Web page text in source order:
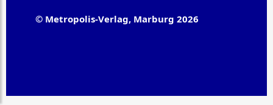
© Metropolis-Verlag, Marburg 2026